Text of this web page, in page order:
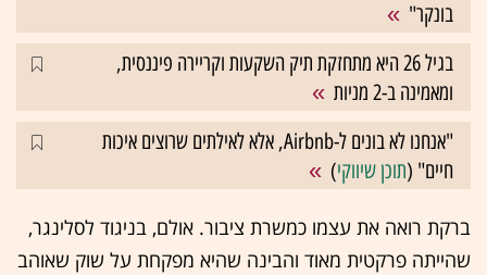
בונקר"
בגיל 26 היא מתחזקת תיק השקעות וקריירה פיננסית,
ומאמינה ב-2 מניות
"אנחנו לא בונים ל-Airbnb, אלא לאילתים שרוצים איכות
חיים" (תוכן שיווקי)
ברקת רואה את עצמו כמשרת ציבור. אולם, בניגוד לסלינגר,
שהייתה פרקטית מאוד והבינה שהיא מפקחת על שוק שאוהב